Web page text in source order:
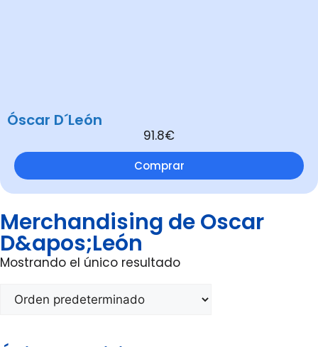
Óscar D´León
91.8€
Comprar
Merchandising de Oscar
D&apos;León
Mostrando el único resultado